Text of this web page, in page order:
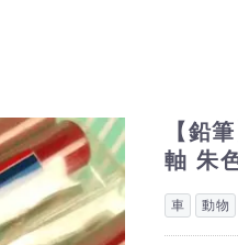
【鉛
軸 朱
車 動物